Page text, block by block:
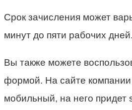
Срок зачисления может
минут до пяти рабочих дней.
Вы также можете
формой. На сайте компании
мобильный, на него придет